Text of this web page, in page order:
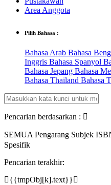
Area Anggota
Pilih Bahasa :
Bahasa Arab Bahasa
Inggris Bahasa Spanyol
Bahasa Jepang Bahasa
Bahasa Thailand Bahasa
Pencarian berdasarkan :
SEMUA Pengarang Subjek
Spesifik
Pencarian terakhir:
{{tmpObj[k].text}}